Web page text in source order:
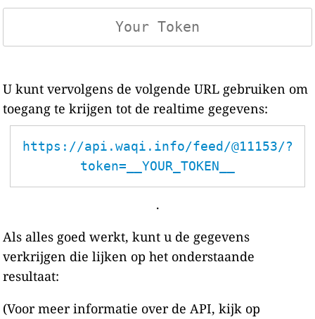
U kunt vervolgens de volgende URL gebruiken om
toegang te krijgen tot de realtime gegevens:
https://api.waqi.info/feed/@11153/?
token=__YOUR_TOKEN__
.
Als alles goed werkt, kunt u de gegevens
verkrijgen die lijken op het onderstaande
resultaat:
(Voor meer informatie over de API, kijk op